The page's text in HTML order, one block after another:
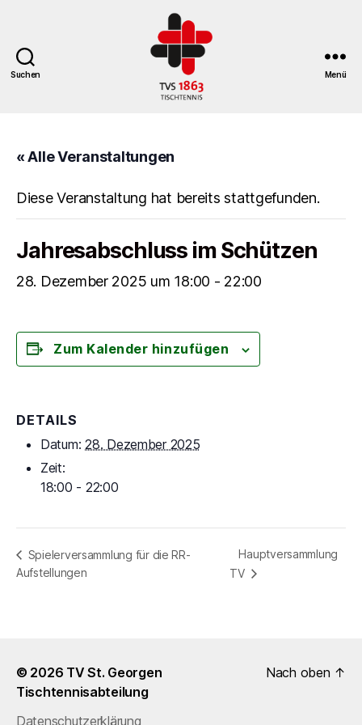
Suchen Menü
« Alle Veranstaltungen
Diese Veranstaltung hat bereits stattgefunden.
Jahresabschluss im Schützen
28. Dezember 2025 um 18:00 - 22:00
Zum Kalender hinzufügen
DETAILS
Datum: 28. Dezember 2025
Zeit:
18:00 - 22:00
Spielerversammlung für die RR-
Aufstellungen
Hauptversammlung
TV
© 2026 TV St. Georgen
Tischtennisabteilung
Datenschutzerklärung
Nach oben ↑